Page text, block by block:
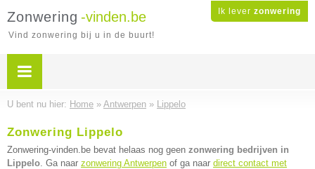
Ik lever zonwering
Zonwering -vinden.be
Vind zonwering bij u in de buurt!
U bent nu hier: Home » Antwerpen » Lippelo
Zonwering Lippelo
Zonwering-vinden.be bevat helaas nog geen zonwering bedrijven in
Lippelo. Ga naar zonwering Antwerpen of ga naar direct contact met